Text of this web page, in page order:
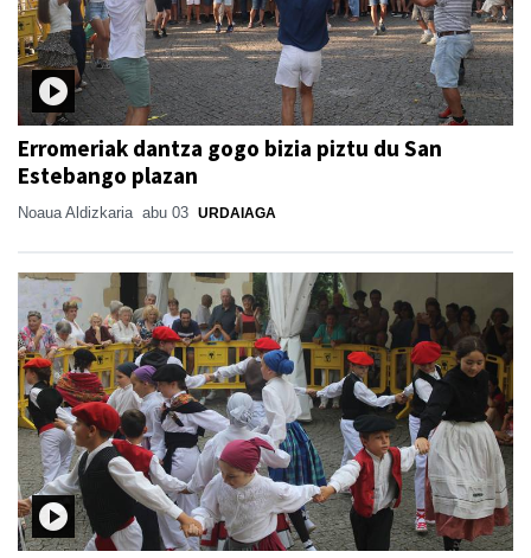
Erromeriak dantza gogo bizia piztu du San
Estebango plazan
Noaua Aldizkaria abu 03 URDAIAGA